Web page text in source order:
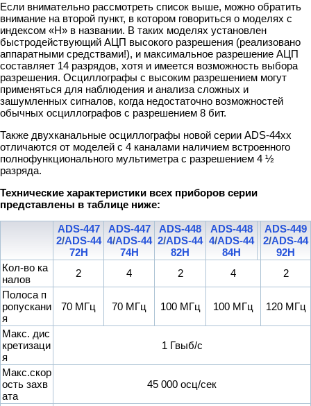
Если внимательно рассмотреть список выше, можно обратить
внимание на второй пункт, в котором говориться о моделях с
индексом «Н» в названии. В таких моделях установлен
быстродействующий АЦП высокого разрешения (реализовано
аппаратными средствами!), и максимальное разрешение АЦП
составляет 14 разрядов, хотя и имеется возможность выбора
разрешения. Осциллографы с высоким разрешением могут
применяться для наблюдения и анализа сложных и
зашумленных сигналов, когда недостаточно возможностей
обычных осциллографов с разрешением 8 бит.
Также двухканальные осциллографы новой серии ADS-44xx
отличаются от моделей с 4 каналами наличием встроенного
полнофункционального мультиметра с разрешением 4 ½
разряда.
Технические характеристики всех приборов серии
представлены в таблице ниже:
ADS-447
2/ADS-44
72H
ADS-447
4/ADS-44
74H
ADS-448
2/ADS-44
82H
ADS-448
4/ADS-44
84H
ADS-449
2/ADS-44
92H
Кол-во ка
налов
2 4 2 4
2
Полоса п
ропускани
я
70 МГц 70 МГц 100 МГц 100 МГц 120 МГц
Макс. дис
кретизаци
я
1 Гвыб/с
Макс.скор
ость захв
ата
45 000 осц/сек